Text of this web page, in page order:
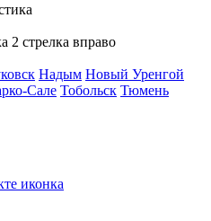
Надым Новый Уренгой
Сале Тобольск Тюмень